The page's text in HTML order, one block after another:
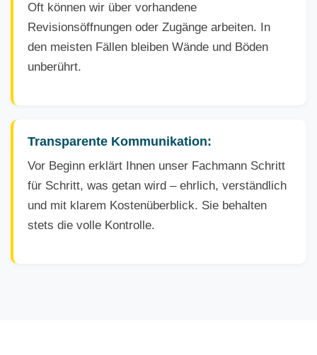
Oft können wir über vorhandene
Revisionsöffnungen oder Zugänge arbeiten. In
den meisten Fällen bleiben Wände und Böden
unberührt.
Transparente Kommunikation:
Vor Beginn erklärt Ihnen unser Fachmann Schritt
für Schritt, was getan wird – ehrlich, verständlich
und mit klarem Kostenüberblick. Sie behalten
stets die volle Kontrolle.